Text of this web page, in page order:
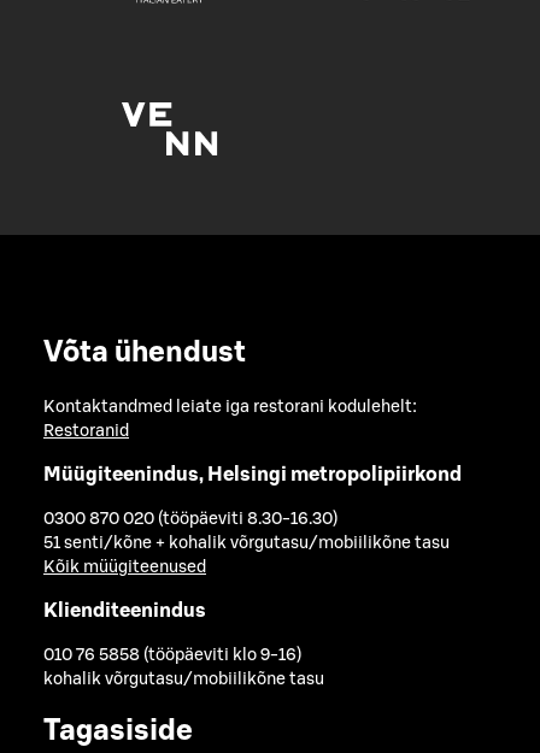
Võta ühendust
Kontaktandmed leiate iga restorani kodulehelt:
Restoranid
Müügiteenindus, Helsingi metropolipiirkond
0300 870 020 (tööpäeviti 8.30-16.30)
51 senti/kõne + kohalik võrgutasu/mobiilikõne tasu
Kõik müügiteenused
Klienditeenindus
010 76 5858 (tööpäeviti klo 9-16)
kohalik võrgutasu/mobiilikõne tasu
Tagasiside